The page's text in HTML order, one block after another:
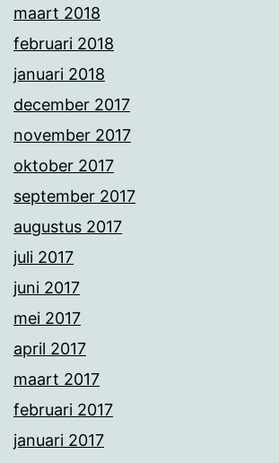
maart 2018
februari 2018
januari 2018
december 2017
november 2017
oktober 2017
september 2017
augustus 2017
juli 2017
juni 2017
mei 2017
april 2017
maart 2017
februari 2017
januari 2017